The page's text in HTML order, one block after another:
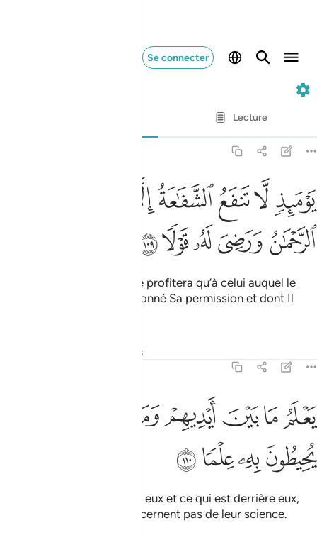
Se connecter
Lecture
: Muhammad Hamidullah
يوميذ لا تنفع الشفاعة الا من اذن له الرحمان ورضي له قولا ١٠٩
يَوْمَئِذٍۢ لَّا تَنفَعُ ٱلشَّفَـٰعَةُ إِلَّا مَنْ أَذِنَ لَهُ ٱلرَّحْمَـٰنُ وَرَضِىَ لَهُۥ قَوْلًۭا ١٠٩
ﲢﲣﲤﲥﲦ
ﲪﲫﲬﲭﲮ
Ce jour-là, l’intercession ne profitera qu’à celui auquel le
Tout Miséricordieux aura donné Sa permission et dont Il
Réflexions
يعلم ما بين ايديهم وما خلفهم ولا يحيطون به علما ١١٠
يَعْلَمُ مَا بَيْنَ أَيْدِيهِمْ وَمَا خَلْفَهُمْ وَلَا يُحِيطُونَ بِهِۦ عِلْمًۭا ١١٠
ﲯﲰﲱﲲﲳ
ﲶﲷﲸﲹ
Il connaît ce qui est devant eux et ce qui est derrière eux,
alors qu’eux-mêmes ne Le cernent pas de leur science.